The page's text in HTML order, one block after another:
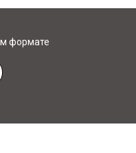
формате